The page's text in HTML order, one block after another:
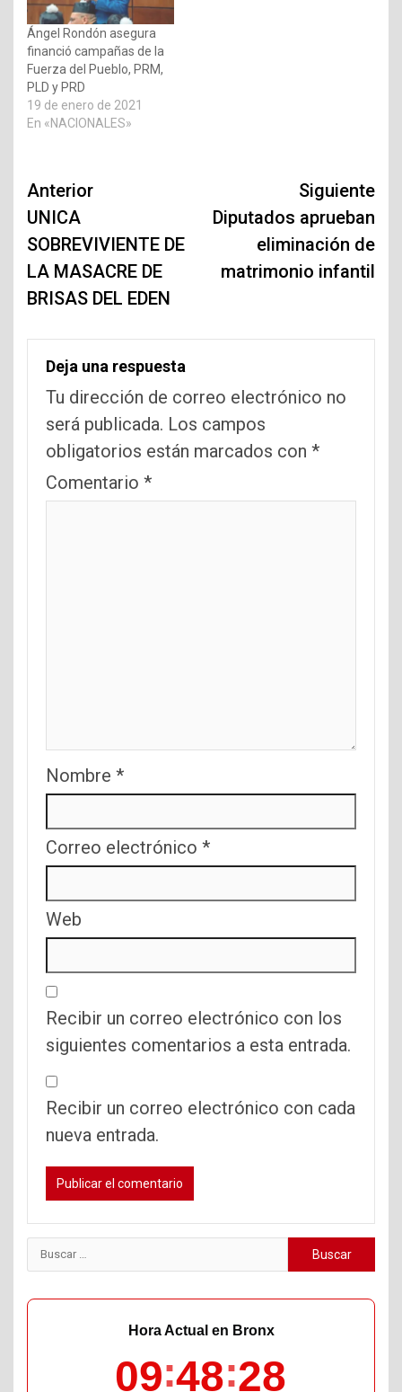
Ángel Rondón asegura
financió campañas de la
Fuerza del Pueblo, PRM,
PLD y PRD
19 de enero de 2021
En «NACIONALES»
Navegación
de
entradas
Anterior
UNICA
SOBREVIVIENTE DE
LA MASACRE DE
BRISAS DEL EDEN
Siguiente
Diputados aprueban
eliminación de
matrimonio infantil
Deja una respuesta
Tu dirección de correo electrónico no
será publicada. Los campos
obligatorios están marcados con *
Comentario *
Nombre *
Correo electrónico *
Web
Recibir un correo electrónico con los
siguientes comentarios a esta entrada.
Recibir un correo electrónico con cada
nueva entrada.
Buscar:
Hora Actual en Bronx
09 48 29